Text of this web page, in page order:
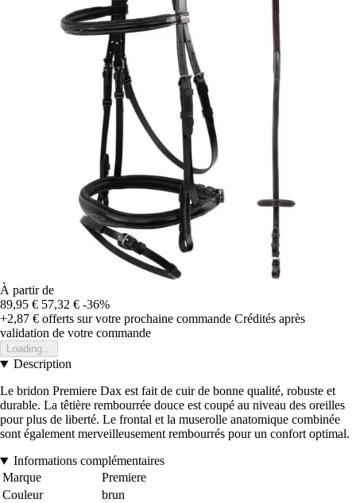
À partir de
89,95 € 57,32 € -36%
+2,87 € offerts sur votre prochaine commande Crédités après
validation de votre commande
Loading...
Description
Le bridon Premiere Dax est fait de cuir de bonne qualité, robuste et
durable. La têtière rembourrée douce est coupé au niveau des oreilles
pour plus de liberté. Le frontal et la muserolle anatomique combinée
sont également merveilleusement rembourrés pour un confort optimal.
Informations complémentaires
Marque
Premiere
Couleur
brun